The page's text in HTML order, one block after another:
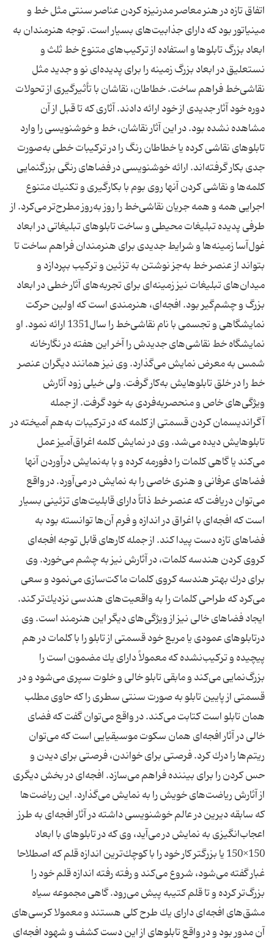
اتفاق تازه در هنر معاصر مدرنیزه كردن عناصر سنتی مثل خط و
مینیاتور بود كه دارای جذابیت‌های بسیار است. توجه هنرمندان به
ابعاد بزرگ تابلوها و استفاده از تركیب‌های متنوع خط ثلث و
نستعلیق در ابعاد بزرگ زمینه را برای پدیده‌ای نو و جدید مثل
نقاشی‌خط فراهم ساخت. خطاطان، نقاشان با تأثیرگیری از تحولات
دوره خود آثار جدیدی از خود ارائه دادند. آثاری كه تا قبل از آن
مشاهده نشده بود. در این آثار نقاشان، خط و خوشنویسی را وارد
تابلوهای نقاشی كرده یا خطاطان رنگ را در تركیبات خطی به‌صورت
جدی بكار گرفته‌اند. ارائه خوشنویسی در فضاهای رنگی بزرگنمایی
كلمه‌ها و نقاشی كردن آنها روی بوم با بكارگیری و تكنیك متنوع
اجرایی همه و همه جریان نقاشی‌خط را روز به‌روز مطرح‌تر می‌كرد. از
طرفی پدیده تبلیغات محیطی و ساخت تابلوهای تبلیغاتی در ابعاد
غول‌آسا زمینه‌ها و شرایط جدیدی برای هنرمندان فراهم ساخت تا
بتواند از عنصر خط به‌جز نوشتن به تزئین و تركیب بپردازد و
میدان‌های تبلیغات نیز زمینه‌ای برای تجربه‌های آثار خطی در ابعاد
بزرگ و چشم‌گیر بود. افجه‌ای، هنرمندی است كه اولین حركت
نمایشگاهی و تجسمی با نام نقاشی‌خط را سال1351 ارائه نمود. او
نمایشگاه خط نقاشی‌های جدیدش را آخر این هفته در نگارخانه
شمس به معرض نمایش می‌گذارد. وی نیز همانند دیگران عنصر
خط را در خلق تابلوهایش به‌كار گرفت. ولی خیلی زود آثارش
ویژگی‌های خاص و منحصربه‌فردی به خود گرفت. از جمله
آگراندیسمان كردن قسمتی از كلمه كه در تركیبات به‌هم آمیخته در
تابلوهایش دیده می‌شد. وی در نمایش كلمه اغراق‌آمیز عمل
می‌كند یا گاهی كلمات را دفورمه كرده و با به‌نمایش درآوردن آنها
فضاهای عرفانی و هنری خاصی را به نمایش در می‌آورد. در واقع
می‌توان دریافت كه عنصر خط ذاتاً دارای قابلیت‌های تزئینی بسیار
است كه افجه‌ای با اغراق در اندازه و فرم آن‌ها توانسته بود به
فضاهای تازه دست پیدا كند. از جمله كارهای قابل توجه افجه‌ای
كروی كردن هندسه كلمات، در آثارش نیز به چشم می‌خورد. وی
برای درك بهتر هندسه كروی كلمات ماكت‌سازی می‌نمود و سعی
می‌كرد كه طراحی كلمات را به واقعیت‌های هندسی نزدیك‌تر كند.
ایجاد فضاهای خالی نیز از ویژگی‌های دیگر این هنرمند است. وی
درتابلوهای عمودی یا مربع خود قسمتی از تابلو را با كلمات در هم
پیچیده و تركیب‌نشده كه معمولاً دارای یك مضمون است را
بزرگ‌نمایی می‌كند و مابقی تابلو خالی و خلوت سپری می‌شود و در
قسمتی از پایین‌ تابلو به‌ صورت سنتی سطری را كه حاوی مطلب
همان تابلو است كتابت می‌كند. در واقع می‌توان گفت كه فضای
خالی در آثار افجه‌ای همان سكوت موسیقیایی است كه می‌توان
ریتم‌ها را درك كرد. فرصتی برای خواندن، فرصتی برای دیدن و
حس كردن را برای بیننده فراهم می‌سازد. افجه‌ای در بخش دیگری
از آثارش ریاضت‌های خویش را به نمایش می‌گذارد. این ریاضت‌ها
كه سابقه دیرین در عالم خوشنویسی داشته در آثار افجه‌ای به‌ طرز
اعجاب‌انگیزی به نمایش در می‌آید، وی كه در تابلوهای با ابعاد
150×150 یا بزرگتر كار خود را با كوچك‌ترین اندازه قلم كه اصطلاحا
غبار گفته می‌شود، شروع می‌كند و رفته رفته اندازه قلم خود را
بزرگ‌تر كرده و تا قلم كتیبه پیش می‌رود. گاهی مجموعه سیاه
مشق‌های افجه‌ای دارای یك طرح كلی هستند و معمولا كرسی‌های
آن مدور بود و در واقع تابلوهای از این دست كشف ‌و شهود افجه‌ای